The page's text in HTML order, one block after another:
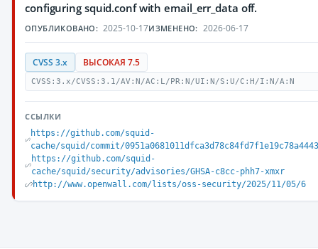
configuring squid.conf with email_err_data off.
ОПУБЛИКОВАНО: 2025-10-17ИЗМЕНЕНО: 2026-06-17
CVSS 3.x ВЫСОКАЯ 7.5
CVSS:3.x/CVSS:3.1/AV:N/AC:L/PR:N/UI:N/S:U/C:H/I:N/A:N
ССЫЛКИ
https://github.com/squid-
cache/squid/commit/
https://github.com/squid-
cache/squid/security/advisories/GHSA-c8cc-phh7-xmxr
http://www.openwall.com/lists/oss-security/2025/11/05/6